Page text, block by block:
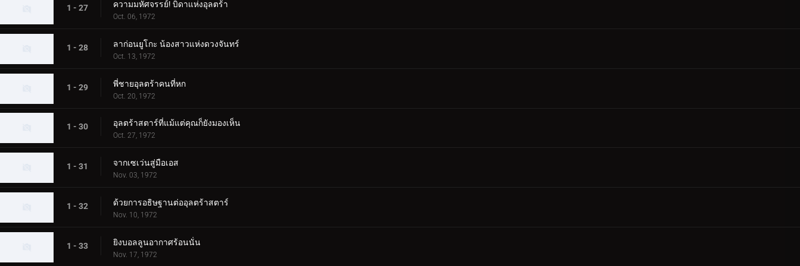
1 - 27 ความมหัศจรรย์! บิดาแห่งอุลตร้า
Oct. 06, 1972
1 - 28 ลาก่อนยูโกะ น้องสาวแห่งดวงจันทร์
Oct. 13, 1972
1 - 29 พี่ชายอุลตร้าคนที่หก
Oct. 20, 1972
1 - 30 อุลตร้าสตาร์ที่แม้แต่คุณก็ยังมองเห็น
Oct. 27, 1972
1 - 31 จากเซเว่นสู่มือเอส
Nov. 03, 1972
1 - 32 ด้วยการอธิษฐานต่ออุลตร้าสตาร์
Nov. 10, 1972
1 - 33 ยิงบอลลูนอากาศร้อนนั่น
Nov. 17, 1972